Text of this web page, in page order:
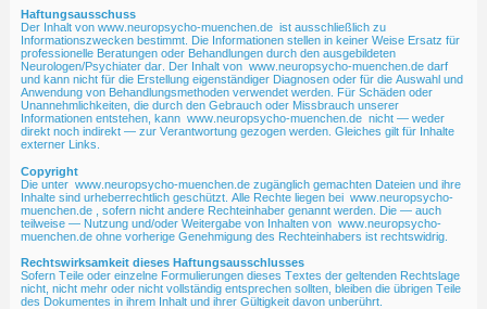
Haftungsausschuss
Der Inhalt von www.neuropsycho-muenchen.de ist ausschließlich zu
Informationszwecken bestimmt. Die Informationen stellen in keiner Weise Ersatz für
professionelle Beratungen oder Behandlungen durch den ausgebildeten
Neurologen/Psychiater dar. Der Inhalt von www.neuropsycho-muenchen.de darf
und kann nicht für die Erstellung eigenständiger Diagnosen oder für die Auswahl und
Anwendung von Behandlungsmethoden verwendet werden. Für Schäden oder
Unannehmlichkeiten, die durch den Gebrauch oder Missbrauch unserer
Informationen entstehen, kann www.neuropsycho-muenchen.de nicht — weder
direkt noch indirekt — zur Verantwortung gezogen werden. Gleiches gilt für Inhalte
externer Links.
Copyright
Die unter www.neuropsycho-muenchen.de zugänglich gemachten Dateien und ihre
Inhalte sind urheberrechtlich geschützt. Alle Rechte liegen bei www.neuropsycho-
muenchen.de , sofern nicht andere Rechteinhaber genannt werden. Die — auch
teilweise — Nutzung und/oder Weitergabe von Inhalten von www.neuropsycho-
muenchen.de ohne vorherige Genehmigung des Rechteinhabers ist rechtswidrig.
Rechtswirksamkeit dieses Haftungsausschlusses
Sofern Teile oder einzelne Formulierungen dieses Textes der geltenden Rechtslage
nicht, nicht mehr oder nicht vollständig entsprechen sollten, bleiben die übrigen Teile
des Dokumentes in ihrem Inhalt und ihrer Gültigkeit davon unberührt.